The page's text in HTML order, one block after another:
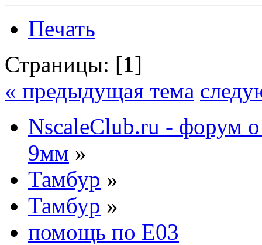
Печать
Страницы: [1]
« предыдущая тема
NscaleClub.ru - форум
9мм »
Тамбур »
Тамбур »
помощь по Е03